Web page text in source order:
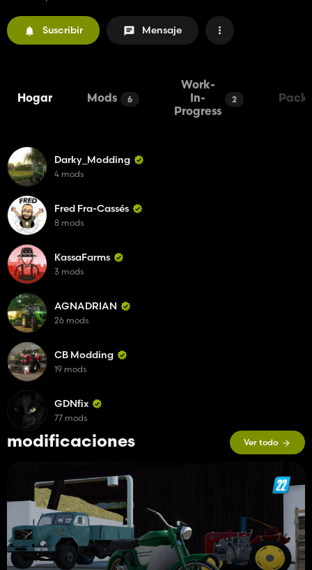
Suscribir Mensaje
Hogar Mods 6
Work-
In-
Progress
2 Packs
modificaciones Ver todo
Darky_Modding
4 mods
Fred Fra-Cassés
8 mods
KassaFarms
3 mods
AGNADRIAN
26 mods
CB Modding
19 mods
GDNfix
77 mods